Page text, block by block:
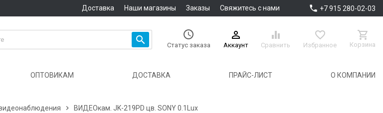
Доставка Наши магазины Заказы Свяжитесь с нами  +7 915 280-02-03
 
Статус заказа

Аккаунт

Сравнить

Избранное

Корзина
ОПТОВИКАМ ДОСТАВКА ПРАЙС-ЛИСТ О КОМПАНИИ
 ВИДЕОкам. JK-219PD цв. SONY 0.1Lux